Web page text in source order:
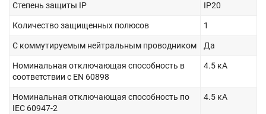
Степень защиты IP IP20
Количество защищенных полюсов 1
С коммутируемым нейтральным проводником Да
Номинальная отключающая способность в
соответствии с EN 60898
4.5 кА
Номинальная отключающая способность по
IEC 60947-2
4.5 кА